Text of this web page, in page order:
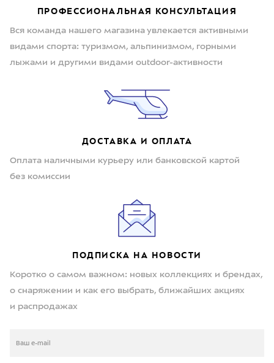
ПРОФЕССИОНАЛЬНАЯ КОНСУЛЬТАЦИЯ
Вся команда нашего магазина увлекается активными
видами спорта: туризмом, альпинизмом, горными
лыжами и другими видами outdoor-активности
ДОСТАВКА И ОПЛАТА
Оплата наличными курьеру или банковской картой
без комиссии
ПОДПИСКА НА НОВОСТИ
Коротко о самом важном: новых коллекциях и брендах,
о снаряжении и как его выбрать, ближайших акциях
и распродажах